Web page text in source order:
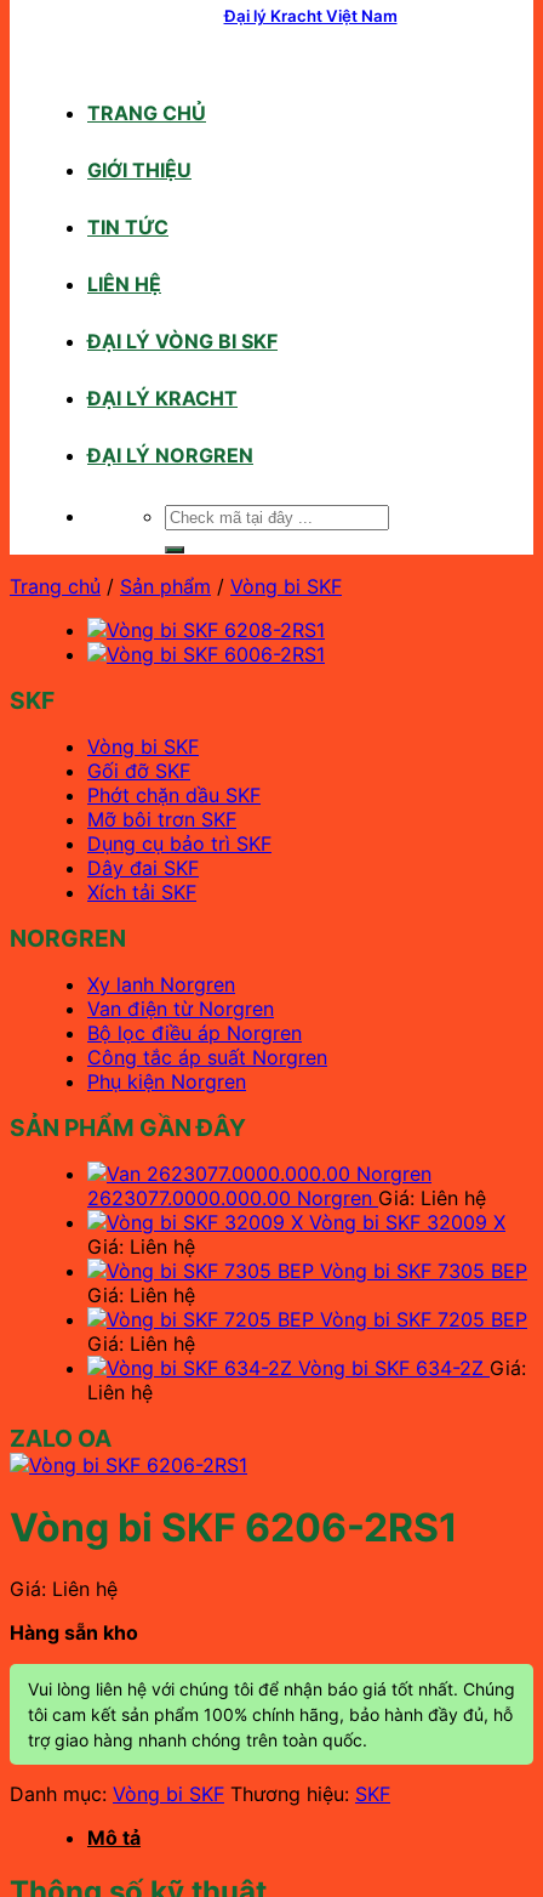
Đại lý Kracht Việt Nam
TRANG CHỦ
GIỚI THIỆU
TIN TỨC
LIÊN HỆ
ĐẠI LÝ VÒNG BI SKF
ĐẠI LÝ KRACHT
ĐẠI LÝ NORGREN
Tìm
Trang chủ / Sản phẩm / Vòng bi SKF
SKF
Vòng bi SKF
Gối đỡ SKF
Phớt chặn dầu SKF
Mỡ bôi trơn SKF
Dụng cụ bảo trì SKF
Dây đai SKF
Xích tải SKF
NORGREN
Xy lanh Norgren
Van điện từ Norgren
Bộ lọc điều áp Norgren
Công tắc áp suất Norgren
Phụ kiện Norgren
SẢN PHẨM GẦN ĐÂY
2623077.0000.000.00 Norgren Giá: Liên hệ
Vòng bi SKF 32009 X
Giá: Liên hệ
Vòng bi SKF 7305 BEP
Giá: Liên hệ
Vòng bi SKF 7205 BEP
Giá: Liên hệ
Vòng bi SKF 634-2Z Giá:
Liên hệ
ZALO OA
Vòng bi SKF 6206-2RS1
Giá: Liên hệ
Hàng sẵn kho
Vui lòng liên hệ với chúng tôi để nhận báo giá tốt nhất. Chúng
tôi cam kết sản phẩm 100% chính hãng, bảo hành đầy đủ, hỗ
trợ giao hàng nhanh chóng trên toàn quốc.
Danh mục: Vòng bi SKF Thương hiệu: SKF
Mô tả